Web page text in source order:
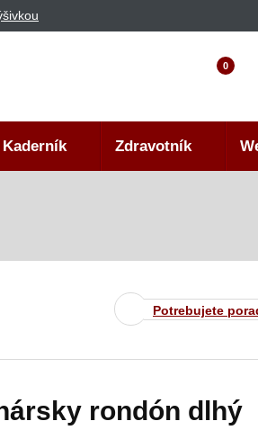
0
Kaderník Zdravotník
Potrebujete
rondón dlhý